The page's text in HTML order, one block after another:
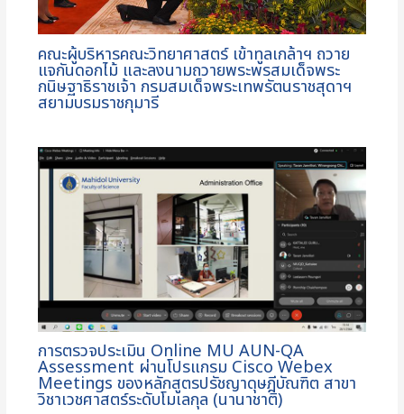
คณะผู้บริหารคณะวิทยาศาสตร์ เข้าทูลเกล้าฯ ถวาย
แจกันดอกไม้ และลงนามถวายพระพรสมเด็จพระ
กนิษฐาธิราชเจ้า กรมสมเด็จพระเทพรัตนราชสุดาฯ
สยามบรมราชกุมารี
การตรวจประเมิน Online MU AUN-QA
Assessment ผ่านโปรแกรม Cisco Webex
Meetings ของหลักสูตรปรัชญาดุษฎีบัณฑิต สาขา
วิชาเวชศาสตร์ระดับโมเลกุล (นานาชาติ)